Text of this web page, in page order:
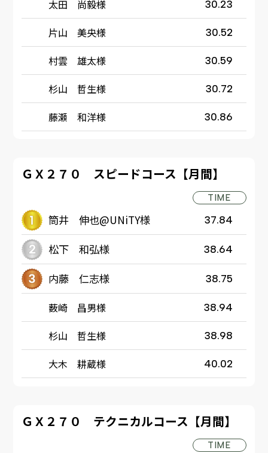
太田 尚毅様 30.23
片山 美央様 30.52
村雲 雄太様 30.59
杉山 哲生様 30.72
藤瀬 和洋様 30.86
ＧＸ２７０ スピードコース【月間】
TIME
筒井 伸也@UNiTY様 37.84
松下 和弘様 38.64
内藤 仁志様 38.75
薮崎 昌男様 38.94
杉山 哲生様 38.98
大木 耕蔵様 40.02
ＧＸ２７０ テクニカルコース【月間】
TIME